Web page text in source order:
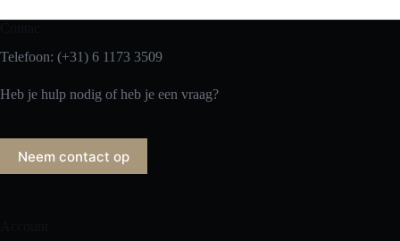
Telefoon: (+31) 6 1173 3509
Heb je hulp nodig of heb je een vraag?
Neem contact op